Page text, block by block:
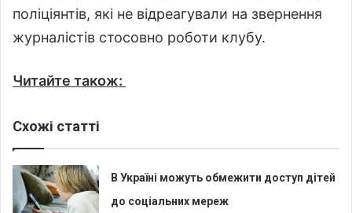
поліціянтів, які не відреагували на звернення
журналістів стосовно роботи клубу.
Читайте також:
Схожі статті
В Україні можуть обмежити доступ дітей
до соціальних мереж